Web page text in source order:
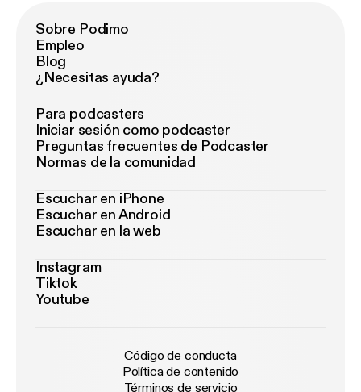
Sobre Podimo
Empleo
Blog
¿Necesitas ayuda?
Para podcasters
Iniciar sesión como podcaster
Preguntas frecuentes de Podcaster
Normas de la comunidad
Escuchar en iPhone
Escuchar en Android
Escuchar en la web
Instagram
Tiktok
Youtube
Código de conducta
Política de contenido
Términos de servicio